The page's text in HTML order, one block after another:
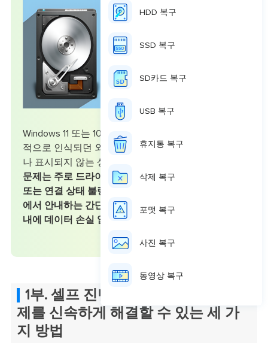
Windows 11 또는 10 컴퓨터를 사용하실 때, 가끔 정상
적으로 인식되던 외장 하드가 갑자기 인식되지 않거
나 표시되지 않는 상황이 발생할 수 있습니다.
문제는 주로 드라이버 충돌, 드라이브 문자 할당 문제,
또는 연결 상태 불량 등으로 인해 발생하며, 본 페이지
에서 안내하는 간단한 점검 및 해결 방법을 통해 몇 분
내에 데이터 손실 없이 문제를 해결하실 수 있습니다.
1부. 셀프 진단 및 외장하드 인식 문
제를 신속하게 해결할 수 있는 세 가
지 방법
HDD 복구
SSD 복구
SD카드 복구
USB 복구
휴지통 복구
삭제 복구
포맷 복구
사진 복구
동영상 복구